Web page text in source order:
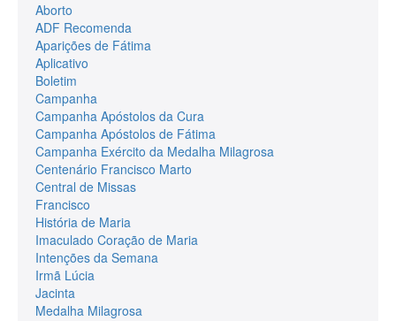
Aborto
ADF Recomenda
Aparições de Fátima
Aplicativo
Boletim
Campanha
Campanha Apóstolos da Cura
Campanha Apóstolos de Fátima
Campanha Exército da Medalha Milagrosa
Centenário Francisco Marto
Central de Missas
Francisco
História de Maria
Imaculado Coração de Maria
Intenções da Semana
Irmã Lúcia
Jacinta
Medalha Milagrosa